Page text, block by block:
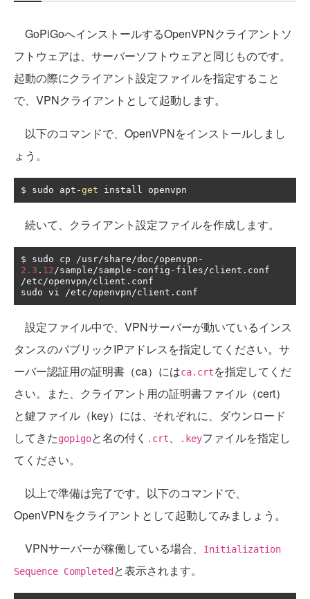
GoPiGoへインストールするOpenVPNクライアントソ
フトウェアは、サーバーソフトウェアと同じものです。
起動の際にクライアント設定ファイルを指定すること
で、VPNクライアントとして起動します。
以下のコマンドで、OpenVPNをインストールしまし
ょう。
$ sudo apt -get install openvpn
続いて、クライアント設定ファイルを作成します。
$ sudo cp /usr/share/doc/openvpn -
2.3 . 12/sample/sample - config - files/client .
/etc/openvpn/client . conf
sudo vi /etc/openvpn/client . conf
設定ファイル中で、VPNサーバーが動いているインス
タンスのパブリックIPアドレスを指定してください。サ
ーバー認証用の証明書（ca）にはca.crtを指定してくだ
さい。また、クライアント用の証明書ファイル（cert）
と鍵ファイル（key）には、それぞれに、ダウンロード
してきたgopigoと名の付く .crt、 .keyファイルを指定し
てください。
以上で準備は完了です。以下のコマンドで、
OpenVPNをクライアントとして起動してみましょう。
VPNサーバーが稼働している場合、
Initialization
Sequence Completed と表示されます。